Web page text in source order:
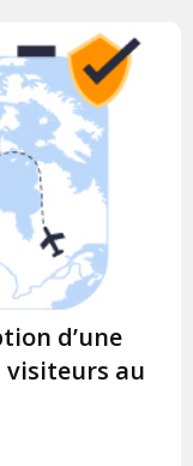
d’une
visiteurs au